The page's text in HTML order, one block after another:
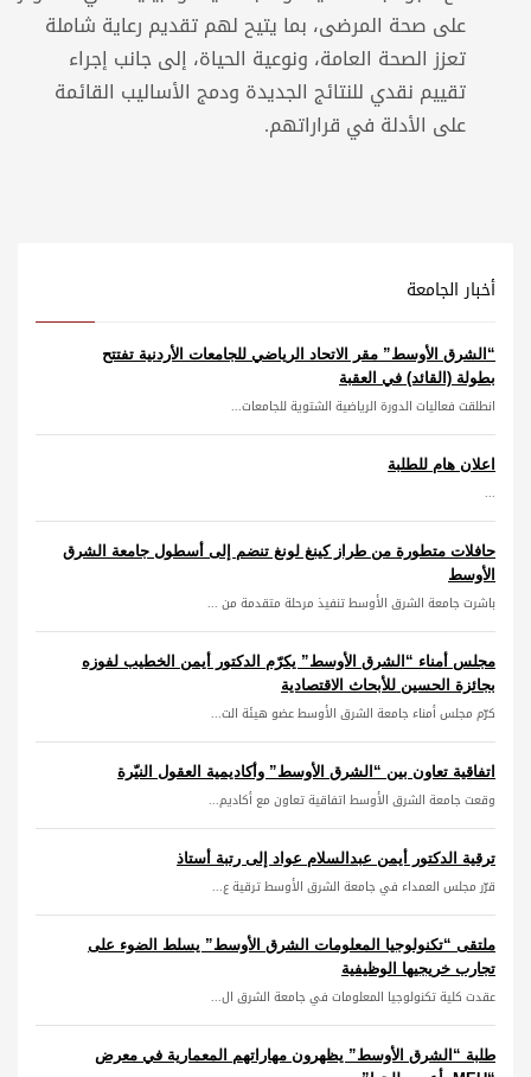
على صحة المرضى، بما يتيح لهم تقديم رعاية شاملة
تعزز الصحة العامة، ونوعية الحياة، إلى جانب إجراء
تقييم نقدي للنتائج الجديدة ودمج الأساليب القائمة
على الأدلة في قراراتهم.
أخبار الجامعة
“الشرق الأوسط” مقر الاتحاد الرياضي للجامعات الأردنية تفتتح
بطولة (القائد) في العقبة
انطلقت فعاليات الدورة الرياضية الشتوية للجامعات...
اعلان هام للطلبة
...
حافلات متطورة من طراز كينغ لونغ تنضم إلى أسطول جامعة الشرق
الأوسط
باشرت جامعة الشرق الأوسط تنفيذ مرحلة متقدمة من ...
مجلس أمناء “الشرق الأوسط” يكرّم الدكتور أيمن الخطيب لفوزه
بجائزة الحسين للأبحاث الاقتصادية
كرّم مجلس أمناء جامعة الشرق الأوسط عضو هيئة الت...
اتفاقية تعاون بين “الشرق الأوسط” وأكاديمية العقول النيّرة
وقعت جامعة الشرق الأوسط اتفاقية تعاون مع أكاديم...
ترقية الدكتور أيمن عبدالسلام عواد إلى رتبة أستاذ
قرّر مجلس العمداء في جامعة الشرق الأوسط ترقية ع...
ملتقى “تكنولوجيا المعلومات الشرق الأوسط” يسلط الضوء على
تجارب خريجيها الوظيفية
عقدت كلية تكنولوجيا المعلومات في جامعة الشرق ال...
طلبة “الشرق الأوسط” يظهرون مهاراتهم المعمارية في معرض